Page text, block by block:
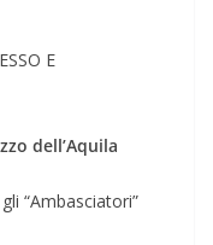
E
dell’Aquila
“Ambasciatori”